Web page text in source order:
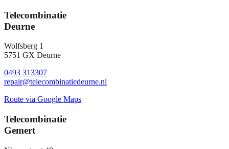
Telecombinatie
Deurne
Wolfsberg 1
5751 GX Deurne
0493 313307
repair@telecombinatiedeurne.nl
Route via Google Maps
Telecombinatie
Gemert